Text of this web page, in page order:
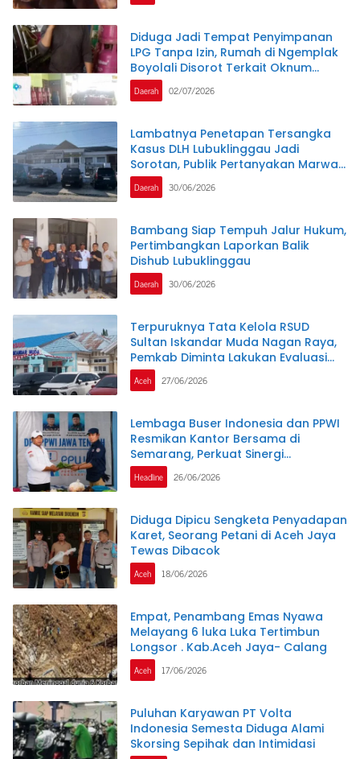
Diduga Jadi Tempat Penyimpanan
LPG Tanpa Izin, Rumah di Ngemplak
Boyolali Disorot Terkait Oknum
Kepolisian Jadi Backing
Daerah 02/07/2026
Lambatnya Penetapan Tersangka
Kasus DLH Lubuklinggau Jadi
Sorotan, Publik Pertanyakan Marwah
Penegakan Hukum
Daerah 30/06/2026
Bambang Siap Tempuh Jalur Hukum,
Pertimbangkan Laporkan Balik
Dishub Lubuklinggau
Daerah 30/06/2026
Terpuruknya Tata Kelola RSUD
Sultan Iskandar Muda Nagan Raya,
Pemkab Diminta Lakukan Evaluasi
Menyeluruh
Aceh 27/06/2026
Lembaga Buser Indonesia dan PPWI
Resmikan Kantor Bersama di
Semarang, Perkuat Sinergi
Kelembagaan dan Jurnalistik
Headline 26/06/2026
Diduga Dipicu Sengketa Penyadapan
Karet, Seorang Petani di Aceh Jaya
Tewas Dibacok
Aceh 18/06/2026
Empat, Penambang Emas Nyawa
Melayang 6 luka Luka Tertimbun
Longsor . Kab.Aceh Jaya- Calang
Aceh 17/06/2026
Puluhan Karyawan PT Volta
Indonesia Semesta Diduga Alami
Skorsing Sepihak dan Intimidasi